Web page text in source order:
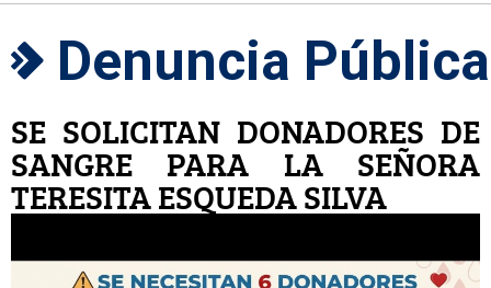
Denuncia Pública
SE SOLICITAN DONADORES DE
SANGRE PARA LA SEÑORA
TERESITA ESQUEDA SILVA